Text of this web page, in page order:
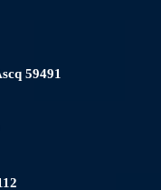
59491